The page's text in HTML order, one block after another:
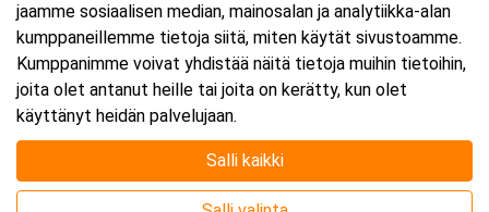
jaamme sosiaalisen median, mainosalan ja analytiikka-alan
kumppaneillemme tietoja siitä, miten käytät sivustoamme.
Kumppanimme voivat yhdistää näitä tietoja muihin tietoihin,
joita olet antanut heille tai joita on kerätty, kun olet
käyttänyt heidän palvelujaan.
Salli kaikki